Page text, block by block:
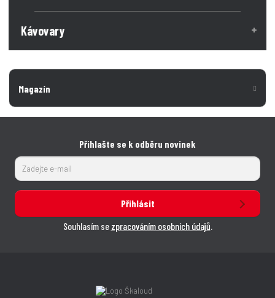
Kávovary
Magazín
Přihlašte se k odběru novinek
Přihlásit
Souhlasím se zpracováním osobních údajů.